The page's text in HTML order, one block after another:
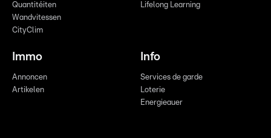
Quantitéiten
Wandvitessen
CityClim
Lifelong Learning
Immo
Annoncen
Artikelen
Info
Services de garde
Loterie
Energieauer